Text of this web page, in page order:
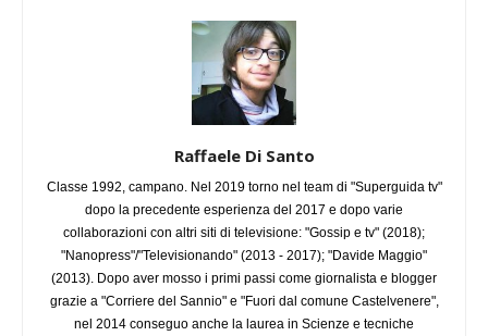
Raffaele Di Santo
Classe 1992, campano. Nel 2019 torno nel team di "Superguida tv"
dopo la precedente esperienza del 2017 e dopo varie
collaborazioni con altri siti di televisione: "Gossip e tv" (2018);
"Nanopress"/"Televisionando" (2013 - 2017); "Davide Maggio"
(2013). Dopo aver mosso i primi passi come giornalista e blogger
grazie a "Corriere del Sannio" e "Fuori dal comune Castelvenere",
nel 2014 conseguo anche la laurea in Scienze e tecniche